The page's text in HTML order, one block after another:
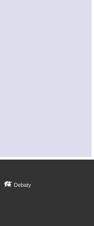
Debaty